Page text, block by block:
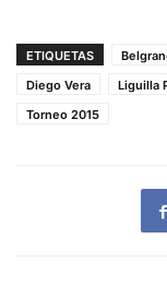
ETIQUETAS
Diego Vera
Liguilla
Torneo 2015